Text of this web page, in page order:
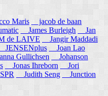
Maris
jacob de baan
James Burleigh
Jan
de LAIVE
Jangir Maddadi
JENSENplus
Joan Lao
Gullichsen
Johanson
Jonas Ihreborn
Jori
Judith Seng
Junction